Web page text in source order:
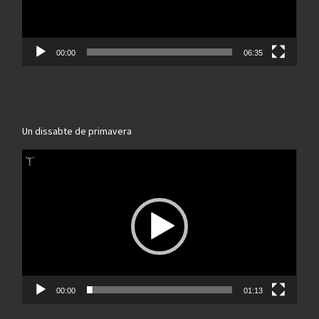
00:00 06:35
Un dissabte de primavera
Reproductor
de
00:00 01:13